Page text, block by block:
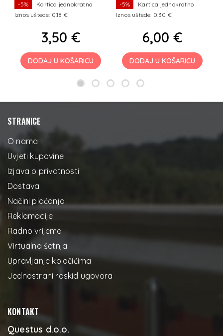
-5%
Kartica jednokratno
Iznos uštede: 0.18 €
3,50 €
DODAJ U KOŠARICU
-5%
Kartica jednokratno
Iznos uštede: 0.30 €
6,00 €
DODAJ U KOŠARICU
STRANICE
O nama
Uvjeti kupovine
Izjava o privatnosti
Dostava
Načini plaćanja
Reklamacije
Radno vrijeme
Virtualna šetnja
Upravljanje kolačićima
Jednostrani raskid ugovora
KONTAKT
Questus d.o.o.